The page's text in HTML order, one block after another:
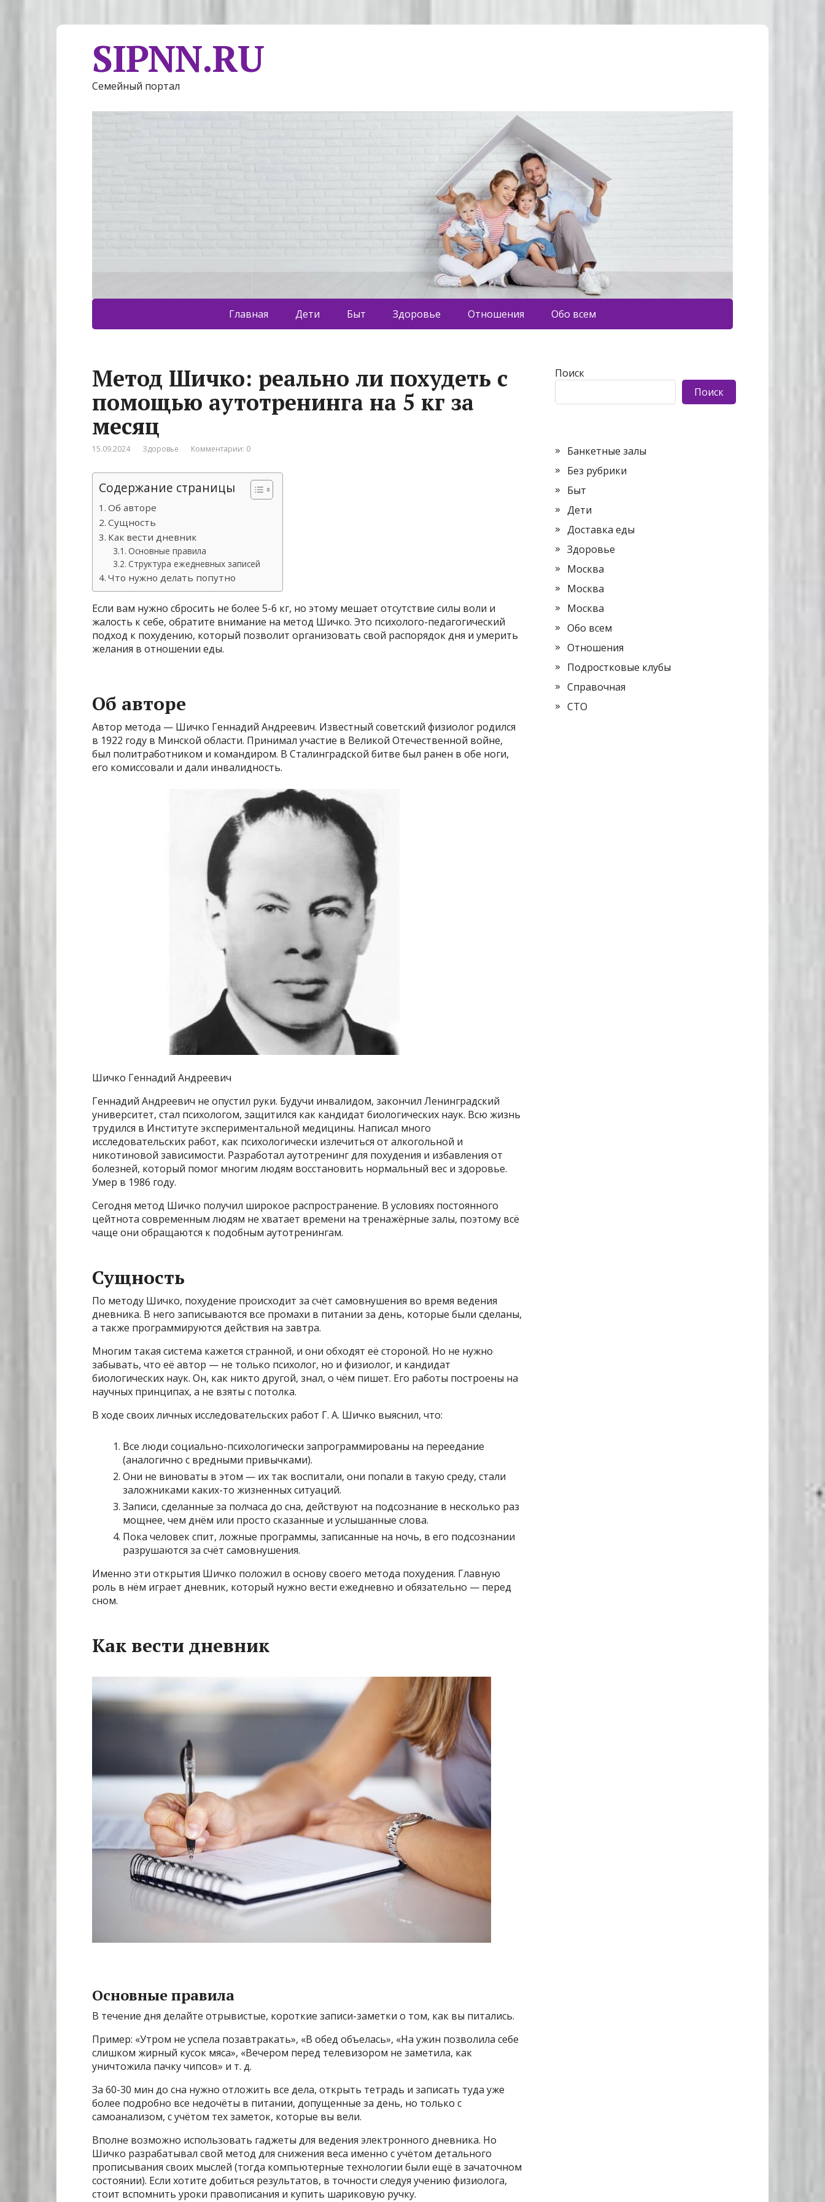
SIPNN.RU
Семейный портал
Главная Дети Быт Здоровье Отношения Обо всем
Метод Шичко: реально ли похудеть с
помощью аутотренинга на 5 кг за
месяц
15.09.2024 Здоровье Комментарии: 0
Содержание страницы
Об авторе
Сущность
Как вести дневник
Основные правила
Структура ежедневных записей
Что нужно делать попутно
Если вам нужно сбросить не более 5-6 кг, но этому мешает отсутствие силы воли и
жалость к себе, обратите внимание на метод Шичко. Это психолого-педагогический
подход к похудению, который позволит организовать свой распорядок дня и умерить
желания в отношении еды.
Об авторе
Автор метода — Шичко Геннадий Андреевич. Известный советский физиолог родился
в 1922 году в Минской области. Принимал участие в Великой Отечественной войне,
был политработником и командиром. В Сталинградской битве был ранен в обе ноги,
его комиссовали и дали инвалидность.
Шичко Геннадий Андреевич
Геннадий Андреевич не опустил руки. Будучи инвалидом, закончил Ленинградский
университет, стал психологом, защитился как кандидат биологических наук. Всю жизнь
трудился в Институте экспериментальной медицины. Написал много
исследовательских работ, как психологически излечиться от алкогольной и
никотиновой зависимости. Разработал аутотренинг для похудения и избавления от
болезней, который помог многим людям восстановить нормальный вес и здоровье.
Умер в 1986 году.
Сегодня метод Шичко получил широкое распространение. В условиях постоянного
цейтнота современным людям не хватает времени на тренажёрные залы, поэтому всё
чаще они обращаются к подобным аутотренингам.
Сущность
По методу Шичко, похудение происходит за счёт самовнушения во время ведения
дневника. В него записываются все промахи в питании за день, которые были сделаны,
а также программируются действия на завтра.
Многим такая система кажется странной, и они обходят её стороной. Но не нужно
забывать, что её автор — не только психолог, но и физиолог, и кандидат
биологических наук. Он, как никто другой, знал, о чём пишет. Его работы построены на
научных принципах, а не взяты с потолка.
В ходе своих личных исследовательских работ Г. А. Шичко выяснил, что:
Все люди социально-психологически запрограммированы на переедание
(аналогично с вредными привычками).
Они не виноваты в этом — их так воспитали, они попали в такую среду, стали
заложниками каких-то жизненных ситуаций.
Записи, сделанные за полчаса до сна, действуют на подсознание в несколько раз
мощнее, чем днём или просто сказанные и услышанные слова.
Пока человек спит, ложные программы, записанные на ночь, в его подсознании
разрушаются за счёт самовнушения.
Именно эти открытия Шичко положил в основу своего метода похудения. Главную
роль в нём играет дневник, который нужно вести ежедневно и обязательно — перед
сном.
Как вести дневник
Основные правила
В течение дня делайте отрывистые, короткие записи-заметки о том, как вы питались.
Пример: «Утром не успела позавтракать», «В обед объелась», «На ужин позволила себе
слишком жирный кусок мяса», «Вечером перед телевизором не заметила, как
уничтожила пачку чипсов» и т. д.
За 60-30 мин до сна нужно отложить все дела, открыть тетрадь и записать туда уже
более подробно все недочёты в питании, допущенные за день, но только с
самоанализом, с учётом тех заметок, которые вы вели.
Вполне возможно использовать гаджеты для ведения электронного дневника. Но
Шичко разрабатывал свой метод для снижения веса именно с учётом детального
прописывания своих мыслей (тогда компьютерные технологии были ещё в зачаточном
состоянии). Если хотите добиться результатов, в точности следуя учению физиолога,
стоит вспомнить уроки правописания и купить шариковую ручку.
Поиск
Поиск
Банкетные залы
Без рубрики
Быт
Дети
Доставка еды
Здоровье
Москва
Москва
Москва
Обо всем
Отношения
Подростковые клубы
Справочная
СТО